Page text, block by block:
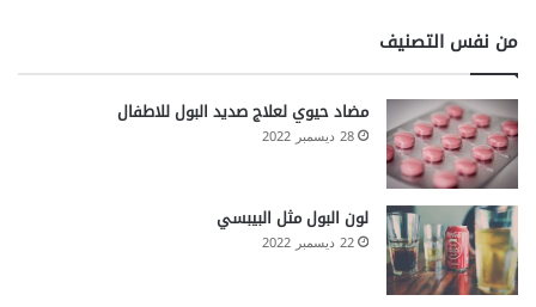
من نفس التصنيف
مضاد حيوي لعلاج صديد البول للاطفال
28 ديسمبر 2022
لون البول مثل البيبسي
22 ديسمبر 2022